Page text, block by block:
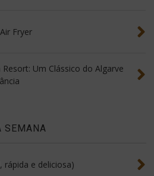
Fryer
Um Clássico do Algarve
SEMANA
e deliciosa)